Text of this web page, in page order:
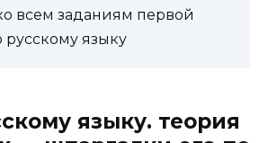
всем заданиям первой
русскому языку
языку. теория